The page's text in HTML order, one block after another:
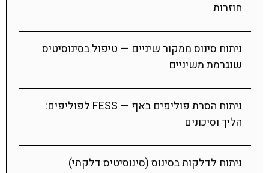
חוזרות
ניתוח סינוס ממקור שיניים — טיפול בסינוסיטיס
שנגרמת משיניים
ניתוח הסרת פוליפים באף — FESS לפוליפים:
הליך וסיכונים
ניתוח לדלקות בסינוס (סינוסיטיס דלקתי)